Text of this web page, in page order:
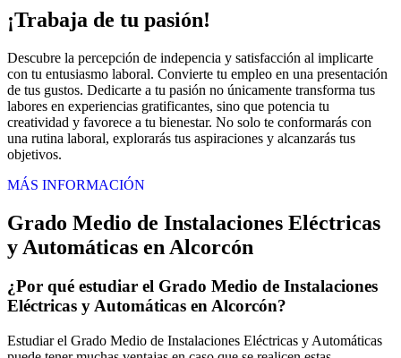
¡Trabaja de tu pasión!
Descubre la percepción de indepencia y satisfacción al implicarte
con tu entusiasmo laboral. Convierte tu empleo en una presentación
de tus gustos. Dedicarte a tu pasión no únicamente transforma tus
labores en experiencias gratificantes, sino que potencia tu
creatividad y favorece a tu bienestar. No solo te conformarás con
una rutina laboral, explorarás tus aspiraciones y alcanzarás tus
objetivos.
MÁS INFORMACIÓN
Grado Medio de Instalaciones Eléctricas
y Automáticas en Alcorcón
¿Por qué estudiar el Grado Medio de Instalaciones
Eléctricas y Automáticas en Alcorcón?
Estudiar el Grado Medio de Instalaciones Eléctricas y Automáticas